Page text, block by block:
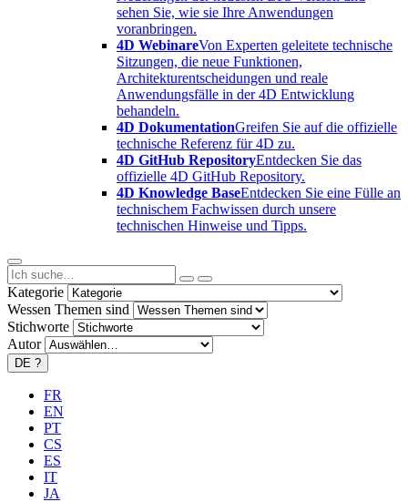
sehen Sie, wie sie Ihre Anwendungen
voranbringen.
4D WebinareVon Experten geleitete technische
Sitzungen, die neue Funktionen,
Architekturentscheidungen und reale
Anwendungsfälle in der 4D Entwicklung
behandeln.
4D DokumentationGreifen Sie auf die offizielle
technische Referenz für 4D zu.
4D GitHub RepositoryEntdecken Sie das
offizielle 4D GitHub Repository.
4D Knowledge BaseEntdecken Sie eine Fülle an
technischem Fachwissen durch unsere
technischen Hinweise und Tipps.
Kategorie
Wessen Themen sind
Stichworte
Autor
DE ?
FR
EN
PT
CS
ES
IT
JA